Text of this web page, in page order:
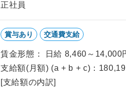
正社員
賞与あり 交通費支給
賃金形態： 日給 8,460～14,000
支給額(月額) (a + b + c)：
[支給額の内訳]